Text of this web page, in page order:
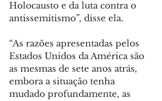
Holocausto e da luta contra o
antissemitismo”, disse ela.
“As razões apresentadas pelos
Estados Unidos da América são
as mesmas de sete anos atrás,
embora a situação tenha
mudado profundamente, as